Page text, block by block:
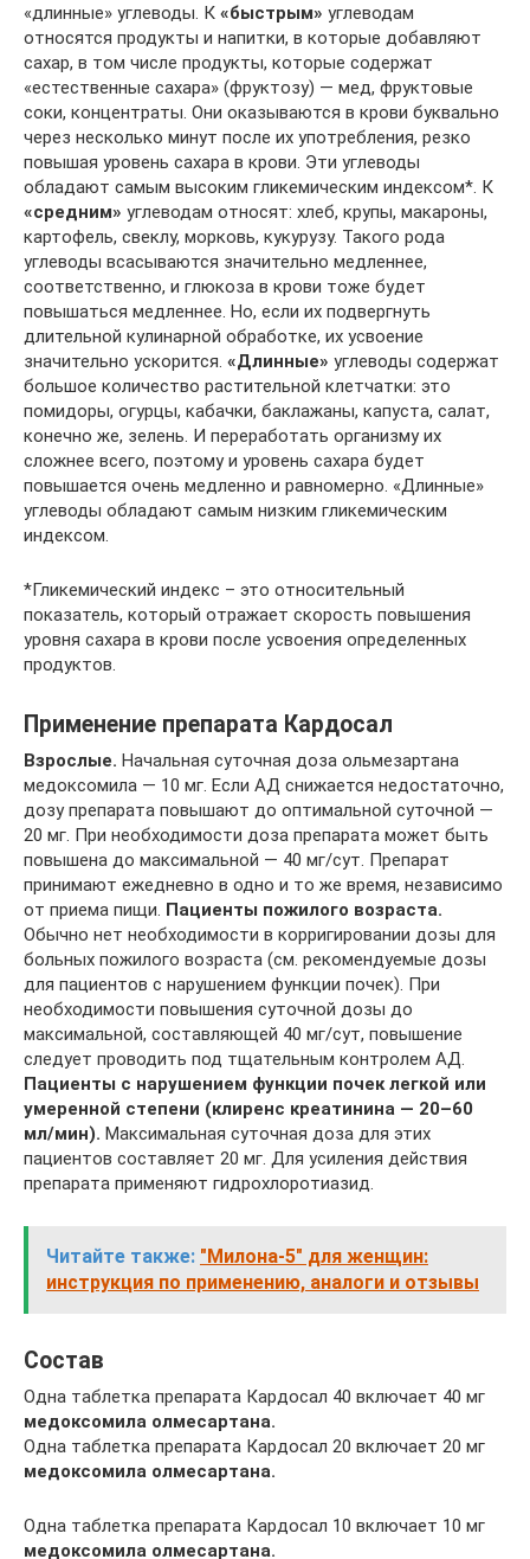
«длинные» углеводы. К «быстрым» углеводам
относятся продукты и напитки, в которые добавляют
сахар, в том числе продукты, которые содержат
«естественные сахара» (фруктозу) — мед, фруктовые
соки, концентраты. Они оказываются в крови буквально
через несколько минут после их употребления, резко
повышая уровень сахара в крови. Эти углеводы
обладают самым высоким гликемическим индексом*. К
«средним» углеводам относят: хлеб, крупы, макароны,
картофель, свеклу, морковь, кукурузу. Такого рода
углеводы всасываются значительно медленнее,
соответственно, и глюкоза в крови тоже будет
повышаться медленнее. Но, если их подвергнуть
длительной кулинарной обработке, их усвоение
значительно ускорится. «Длинные» углеводы содержат
большое количество растительной клетчатки: это
помидоры, огурцы, кабачки, баклажаны, капуста, салат,
конечно же, зелень. И переработать организму их
сложнее всего, поэтому и уровень сахара будет
повышается очень медленно и равномерно. «Длинные»
углеводы обладают самым низким гликемическим
индексом.
*Гликемический индекс – это относительный
показатель, который отражает скорость повышения
уровня сахара в крови после усвоения определенных
продуктов.
Применение препарата Кардосал
Взрослые. Начальная суточная доза ольмезартана
медоксомила — 10 мг. Если АД снижается недостаточно,
дозу препарата повышают до оптимальной суточной —
20 мг. При необходимости доза препарата может быть
повышена до максимальной — 40 мг/сут. Препарат
принимают ежедневно в одно и то же время, независимо
от приема пищи. Пациенты пожилого возраста.
Обычно нет необходимости в корригировании дозы для
больных пожилого возраста (см. рекомендуемые дозы
для пациентов с нарушением функции почек). При
необходимости повышения суточной дозы до
максимальной, составляющей 40 мг/сут, повышение
следует проводить под тщательным контролем АД.
Пациенты с нарушением функции почек легкой или
умеренной степени (клиренс креатинина — 20–60
мл/мин). Максимальная суточная доза для этих
пациентов составляет 20 мг. Для усиления действия
препарата применяют гидрохлоротиазид.
Читайте также: "Милона-5" для женщин:
инструкция по применению, аналоги и отзывы
Состав
Одна таблетка препарата Кардосал 40 включает 40 мг
медоксомила олмесартана.
Одна таблетка препарата Кардосал 20 включает 20 мг
медоксомила олмесартана.
Одна таблетка препарата Кардосал 10 включает 10 мг
медоксомила олмесартана.